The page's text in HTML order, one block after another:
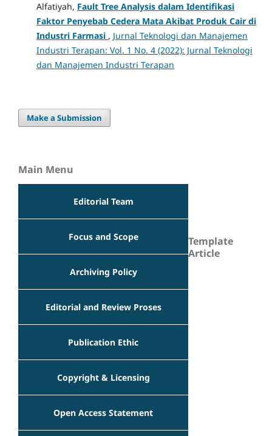
Alfatiyah, Fault Tree Analysis dalam Identifikasi
Faktor Penyebab Cedera Mata Akibat Produk Cair di
Industri Farmasi , Jurnal Teknologi dan Manajemen
Industri Terapan: Vol. 1 No. 4 (2022): Jurnal Teknologi
dan Manajemen Industri Terapan
Make a Submission
Main Menu
Editorial Team
Focus and Scope
Archiving Policy
Editorial and Review Proses
Publication Ethic
Copyright & Licensing
Open Access Statement
Template
Article